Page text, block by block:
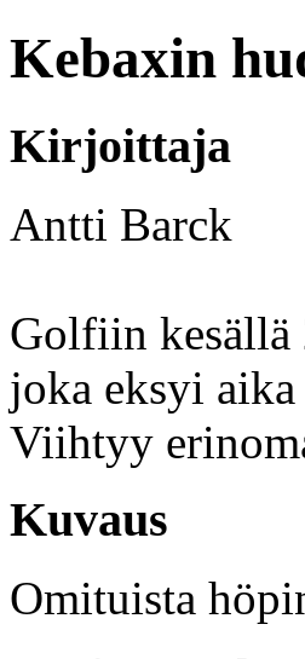
Kebaxin
Kirjoittaja
Antti Barck
Golfiin kesällä
joka eksyi
Viihtyy
Kuvaus
Omituista